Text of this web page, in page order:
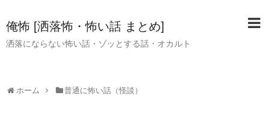
俺怖 [洒落怖・怖い話 まとめ]
洒落にならない怖い話・ゾッとする話・オカルト
ホーム 普通に怖い話（怪談）